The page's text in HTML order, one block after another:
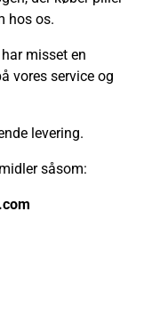
hos os.
misset en
vores service og
levering.
såsom: